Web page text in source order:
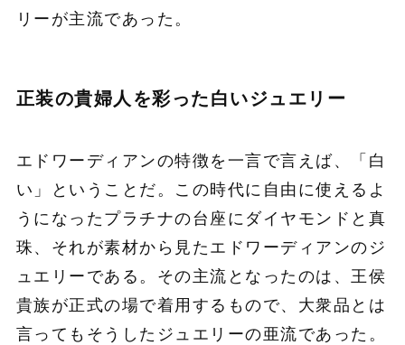
リーが主流であった。
正装の貴婦人を彩った白いジュエリー
エドワーディアンの特徴を一言で言えば、「白
い」ということだ。この時代に自由に使えるよ
うになったプラチナの台座にダイヤモンドと真
珠、それが素材から見たエドワーディアンのジ
ュエリーである。その主流となったのは、王侯
貴族が正式の場で着用するもので、大衆品とは
言ってもそうしたジュエリーの亜流であった。